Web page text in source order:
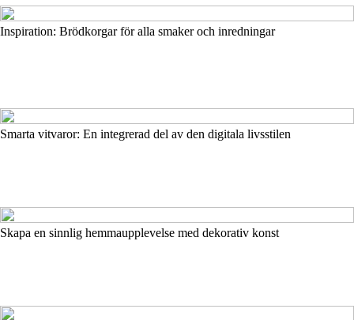
Inspiration: Brödkorgar för alla smaker och inredningar
Smarta vitvaror: En integrerad del av den digitala livsstilen
Skapa en sinnlig hemmaupplevelse med dekorativ konst